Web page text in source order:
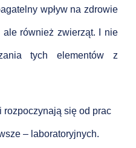
wpływ na zdrowie
ale również zwierząt. I nie
tych elementów z
rozpoczynają się od prac
– laboratoryjnych.